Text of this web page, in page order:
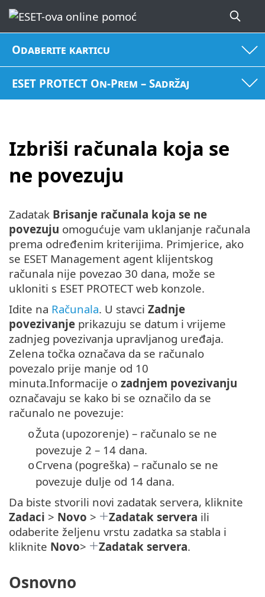
Odaberite karticu
ESET PROTECT On-Prem – Sadržaj
Izbriši računala koja se
ne povezuju
Zadatak Brisanje računala koja se ne
povezuju omogućuje vam uklanjanje računala
prema određenim kriterijima. Primjerice, ako
se ESET Management agent klijentskog
računala nije povezao 30 dana, može se
ukloniti s ESET PROTECT web konzole.
Idite na Računala. U stavci Zadnje
povezivanje prikazuju se datum i vrijeme
zadnjeg povezivanja upravljanog uređaja.
Zelena točka označava da se računalo
povezalo prije manje od 10
minuta.Informacije o zadnjem povezivanju
označavaju se kako bi se označilo da se
računalo ne povezuje:
oŽuta (upozorenje) – računalo se ne
povezuje 2 – 14 dana.
oCrvena (pogreška) – računalo se ne
povezuje dulje od 14 dana.
Da biste stvorili novi zadatak servera, kliknite
Zadaci > Novo > Zadatak servera ili
odaberite željenu vrstu zadatka sa stabla i
kliknite Novo> Zadatak servera.
Osnovno